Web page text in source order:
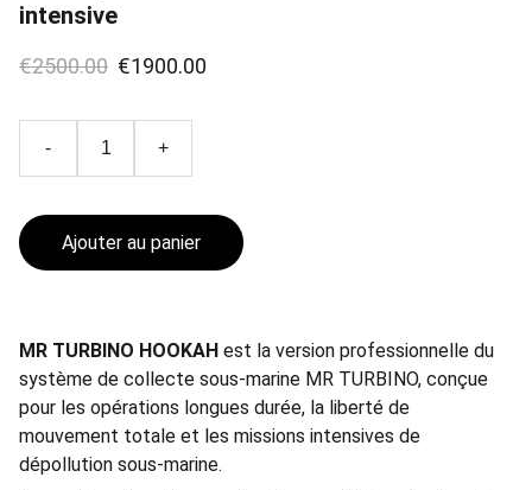
intensive
€2500.00 €1900.00
- +
Ajouter au panier
MR TURBINO HOOKAH est la version professionnelle du
système de collecte sous-marine MR TURBINO, conçue
pour les opérations longues durée, la liberté de
mouvement totale et les missions intensives de
dépollution sous-marine.